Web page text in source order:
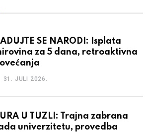
SE NARODI: Isplata
za 5 dana, retroaktivna
31. JULI 2026.
U TUZLI: Trajna zabrana
univerzitetu, provedba